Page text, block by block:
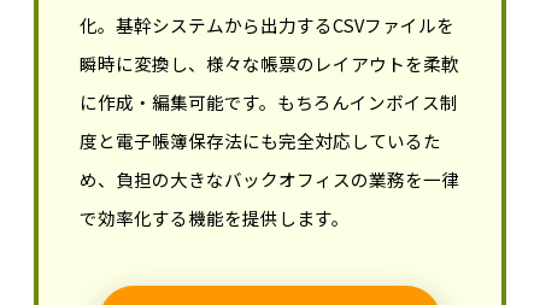
化。基幹システムから出力するCSVファイルを
瞬時に変換し、様々な帳票のレイアウトを柔軟
に作成・編集可能です。もちろんインボイス制
度と電子帳簿保存法にも完全対応しているた
め、負担の大きなバックオフィスの業務を一律
で効率化する機能を提供します。